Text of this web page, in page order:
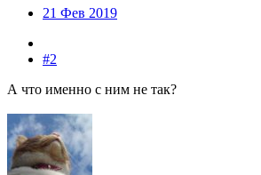
21 Фев 2019
#2
А что именно с ним не так?